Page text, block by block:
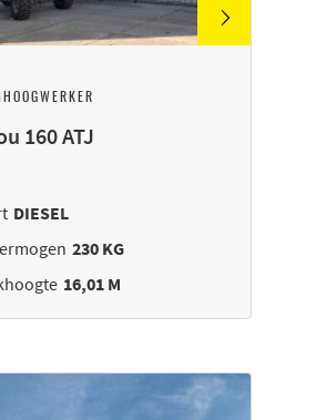
160 ATJ
DIESEL
230 KG
16,01 M